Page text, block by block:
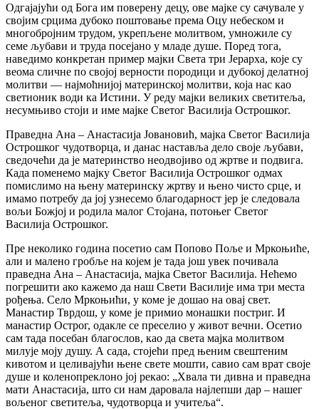
Одгајајући од Бога им поверену децу, ове мајке су сачувале у
својим срцима дубоко поштовање према Оцу небеском и
многобројним трудом, укрепљене молитвом, умножиле су
семе љубави и труда посејано у младе душе. Поред тога,
наведимо конкретан пример мајки Света три Јерарха, које су
веома сличне по својој верности породици и дубокој делатној
молитви — најмоћнијој материнској молитви, која нас као
светионик води ка Истини. У реду мајки великих светитеља,
несумњиво стоји и име мајке Светог Василија Острошког.
Праведна Ана – Анастасија Јовановић, мајка Светог Василија
Острошког чудотворца, и данас наставља дело своје љубави,
сведочећи да је материнство неодвојиво од жртве и подвига.
Када поменемо мајку Светог Василија Острошког одмах
помислимо на њену материнску жртву и њено чисто срце, и
имамо потребу да јој узнесемо благодарност јер је следовала
вољи Божјој и родила малог Стојана, потоњег Светог
Василија Острошког.
Пре неколико година посетио сам Попово Поље и Мркоњиће,
али и малено гробље на којем је тада још увек почивала
праведна Ана – Анастасија, мајка Светог Василија. Нећемо
погрешити ако кажемо да наш Свети Василије има три места
рођења. Село Мркоњићи, у коме је дошао на овај свет.
Манастир Тврдош, у коме је примио монашки постриг. И
манастир Острог, одакле се преселио у живот вечни. Осетио
сам тада посебан благослов, као да света мајка молитвом
милује моју душу. А сада, стојећи пред њеним свештеним
кивотом и целивајући њене свете мошти, савио сам врат своје
душе и коленопреклоно јој рекао: „Хвала ти дивна и праведна
мати Анастасија, што си нам даровала најлепши дар – нашег
вољеног светитеља, чудотворца и учитеља“.